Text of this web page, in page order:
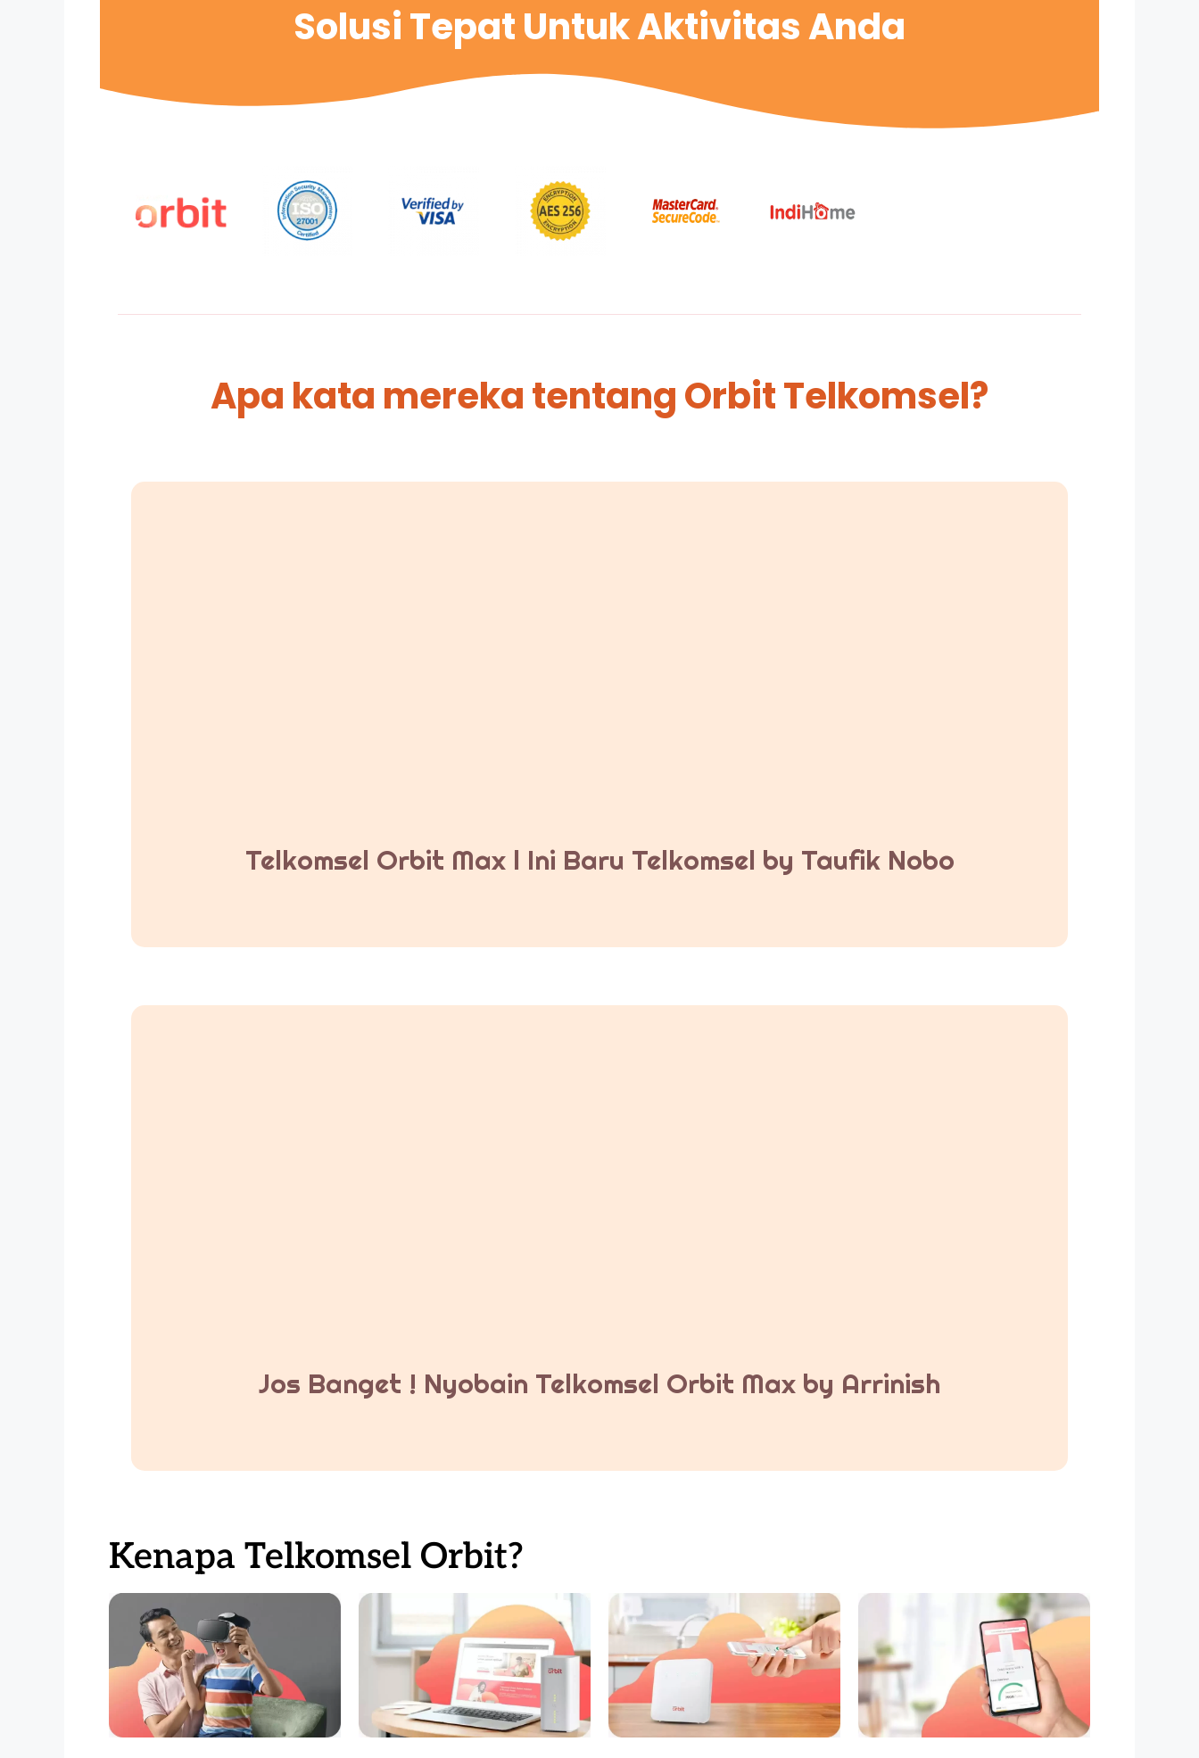
Solusi Tepat Untuk Aktivitas Anda
Apa kata mereka tentang Orbit Telkomsel?
Telkomsel Orbit Max l Ini Baru Telkomsel by Taufik Nobo
Jos Banget ! Nyobain Telkomsel Orbit Max by Arrinish
Kenapa Telkomsel Orbit?